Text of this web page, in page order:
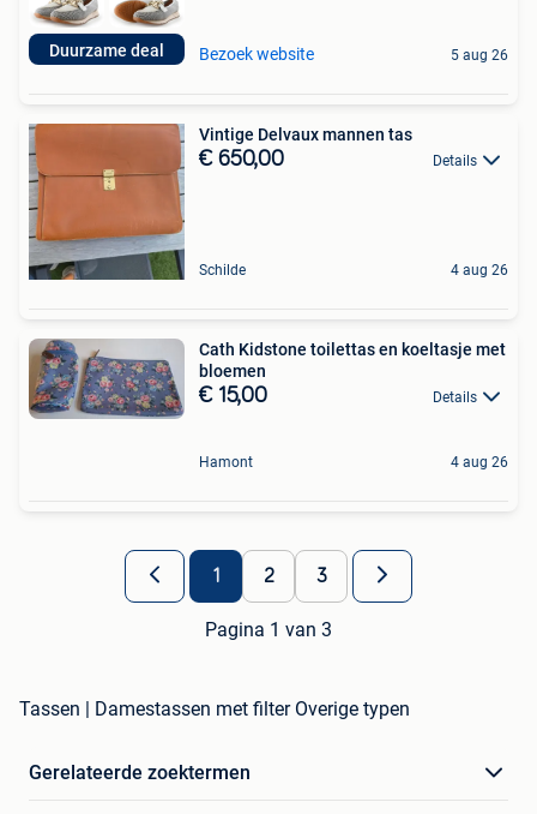
Duurzame deal Bezoek website 5 aug 26
Vintige Delvaux mannen tas
€ 650,00 Details
Schilde 4 aug 26
Cath Kidstone toilettas en koeltasje met
bloemen
€ 15,00 Details
Hamont 4 aug 26
1 2 3
Pagina 1 van 3
Tassen | Damestassen met filter Overige typen
Gerelateerde zoektermen